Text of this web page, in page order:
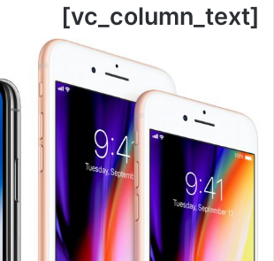
[vc_column_text]